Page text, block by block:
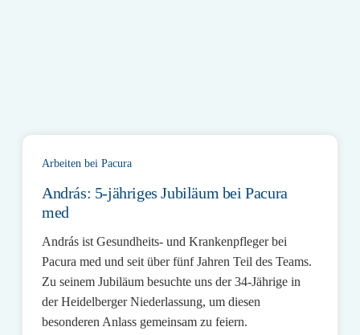
Arbeiten bei Pacura
András: 5-jähriges Jubiläum bei Pacura
med
András ist Gesundheits- und Krankenpfleger bei
Pacura med und seit über fünf Jahren Teil des Teams.
Zu seinem Jubiläum besuchte uns der 34-Jährige in
der Heidelberger Niederlassung, um diesen
besonderen Anlass gemeinsam zu feiern.